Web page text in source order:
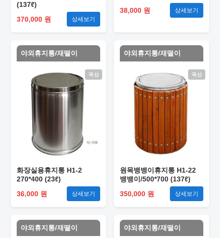
(137ℓ)
370,000 원
상세보기
38,000 원
상세보기
야외휴지통/재떨이
국산
화장실용휴지통 H1-2
270*400 (23ℓ)
36,000 원
상세보기
야외휴지통/재떨이
국산
원목뱅뱅이휴지통 H1-22
뱅뱅이/500*700 (137ℓ)
350,000 원
상세보기
야외휴지통/재떨이 야외휴지통/재떨이